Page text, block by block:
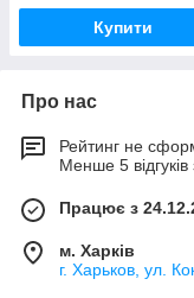
Купити
Про нас
Рейтинг не
Менше 5 відгуків
Працює з
м. Харків
г. Харьков, ул.